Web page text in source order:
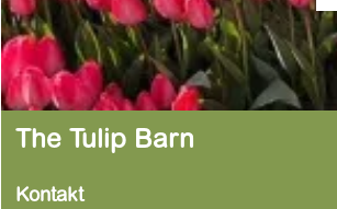
z
u
r
H
The Tulip Barn
Kontakt